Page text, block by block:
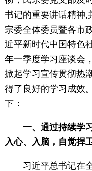
书记的重要讲话精神,
宗委全体委员暨各市
近平新时代中国特色
年一季度学习座谈会
掀起学习宣传贯彻热
得了良好的学习成效
下：
一、通过持续学
入心、入脑，自觉捍
习近平总书记在全